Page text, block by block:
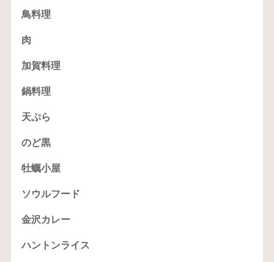
鳥料理
肉
加賀料理
鍋料理
天ぷら
のど黒
牡蠣小屋
ソウルフード
金沢カレー
ハントンライス